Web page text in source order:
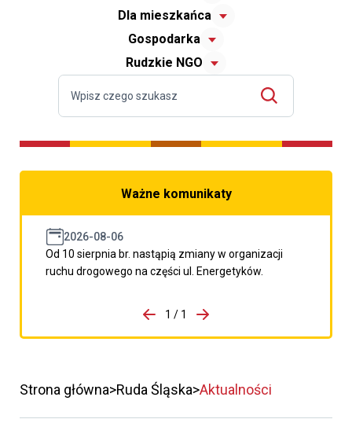
Dla mieszkańca
Gospodarka
Rudzkie NGO
Ważne komunikaty
2026-08-06
Od 10 sierpnia br. nastąpią zmiany w organizacji
ruchu drogowego na części ul. Energetyków.
porzpedniego komunikatu
1 / 1
Przejdź do następnego
Strona główna Ruda Śląska Aktualności